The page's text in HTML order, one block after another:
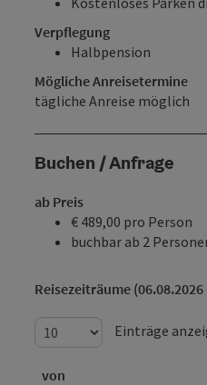
Verpflegung
Halbpension
Mögliche Anreisetermine
tägliche Anreise möglich
Buchen / Anfrage
ab Preis
€ 489,00 pro Person
buchbar ab 2
Reisezeiträume (06.08.2026
Einträge
von